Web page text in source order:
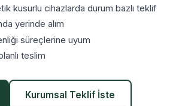
kusurlu cihazlarda durum bazlı teklif
yerinde alım
süreçlerine uyum
teslim
Kurumsal Teklif İste